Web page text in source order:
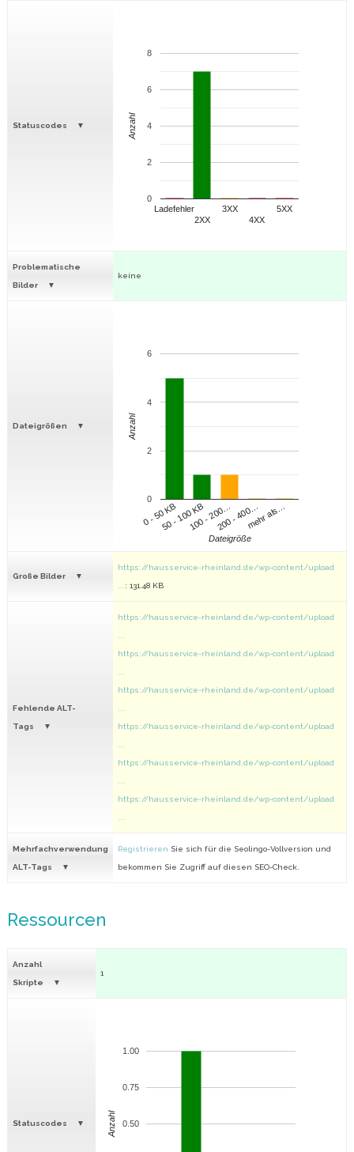
Statuscodes
Ladefehler
2XX
3XX
4XX
5XX
0
2
4
6
8
Anzahl
Problematische
Bilder
keine
Dateigrößen
0 - 50 KB50 - 100 KB100 - 200…200 - 400…mehr als…
0
2
4
6
Dateigröße
Anzahl
Große Bilder
https://hausservice-rheinland.de/wp-content/upload
: 131.48 KB
Fehlende ALT-
Tags
https://hausservice-rheinland.de/wp-content/upload
https://hausservice-rheinland.de/wp-content/upload
https://hausservice-rheinland.de/wp-content/upload
https://hausservice-rheinland.de/wp-content/upload
https://hausservice-rheinland.de/wp-content/upload
https://hausservice-rheinland.de/wp-content/upload
Mehrfachverwendung
ALT-Tags
Registrieren Sie sich für die Seolingo-Vollversion und
bekommen Sie Zugriff auf diesen SEO-Check.
Ressourcen
Anzahl
Skripte
1
Statuscodes 0.50
0.75
1.00
Anzahl